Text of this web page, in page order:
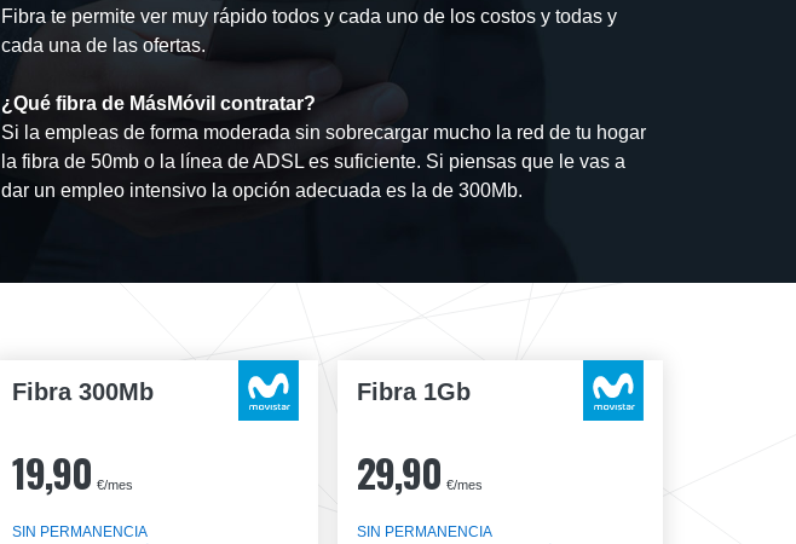
Fibra te permite ver muy rápido todos y cada uno de los costos y todas y
cada una de las ofertas.
¿Qué fibra de MásMóvil contratar?
Si la empleas de forma moderada sin sobrecargar mucho la red de tu hogar
la fibra de 50mb o la línea de ADSL es suficiente. Si piensas que le vas a
dar un empleo intensivo la opción adecuada es la de 300Mb.
Fibra 300Mb
19,90 €/mes
SIN PERMANENCIA
Fibra 1Gb
29,90 €/mes
SIN PERMANENCIA